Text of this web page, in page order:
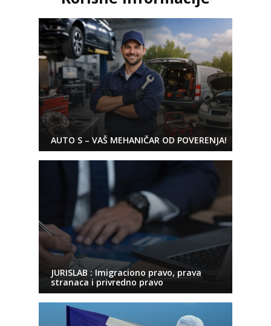
AUTO S – VAŠ MEHANIČAR OD POVERENJA!
JURISLAB : Imigraciono pravo, prava
stranaca i privredno pravo